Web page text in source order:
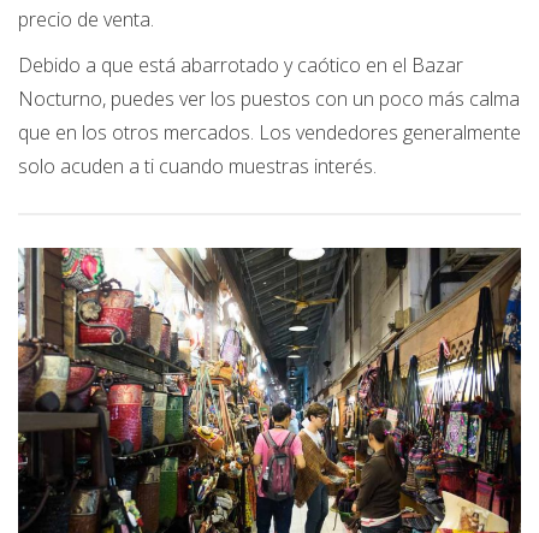
precio de venta.
Debido a que está abarrotado y caótico en el Bazar
Nocturno, puedes ver los puestos con un poco más calma
que en los otros mercados. Los vendedores generalmente
solo acuden a ti cuando muestras interés.